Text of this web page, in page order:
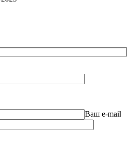
Ваш e-mail